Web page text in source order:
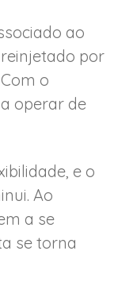
ao
por
o
operar de
e o
Ao
a se
se torna